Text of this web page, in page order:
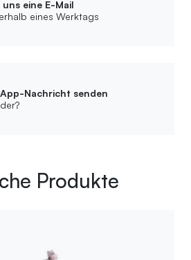
uns eine E-Mail
eines Werktags
Nachricht senden
Produkte